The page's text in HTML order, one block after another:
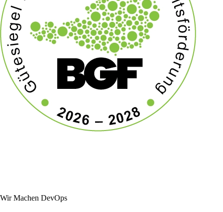
Wir Machen DevOps